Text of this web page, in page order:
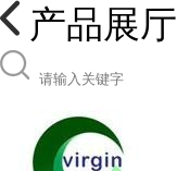
产品展厅